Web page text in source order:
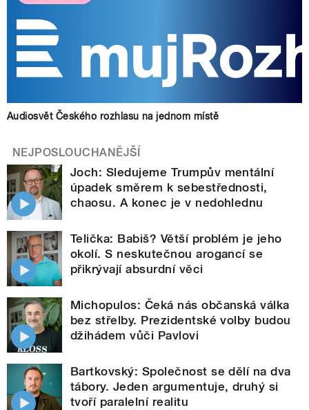
Audiosvět Českého rozhlasu na jednom místě
NEJPOSLOUCHANĚJŠÍ
Joch: Sledujeme Trumpův mentální
úpadek směrem k sebestřednosti,
chaosu. A konec je v nedohlednu
Telička: Babiš? Větší problém je jeho
okolí. S neskutečnou arogancí se
přikrývají absurdní věci
Michopulos: Čeká nás občanská válka
bez střelby. Prezidentské volby budou
džihádem vůči Pavlovi
Bartkovský: Společnost se dělí na dva
tábory. Jeden argumentuje, druhý si
tvoří paralelní realitu